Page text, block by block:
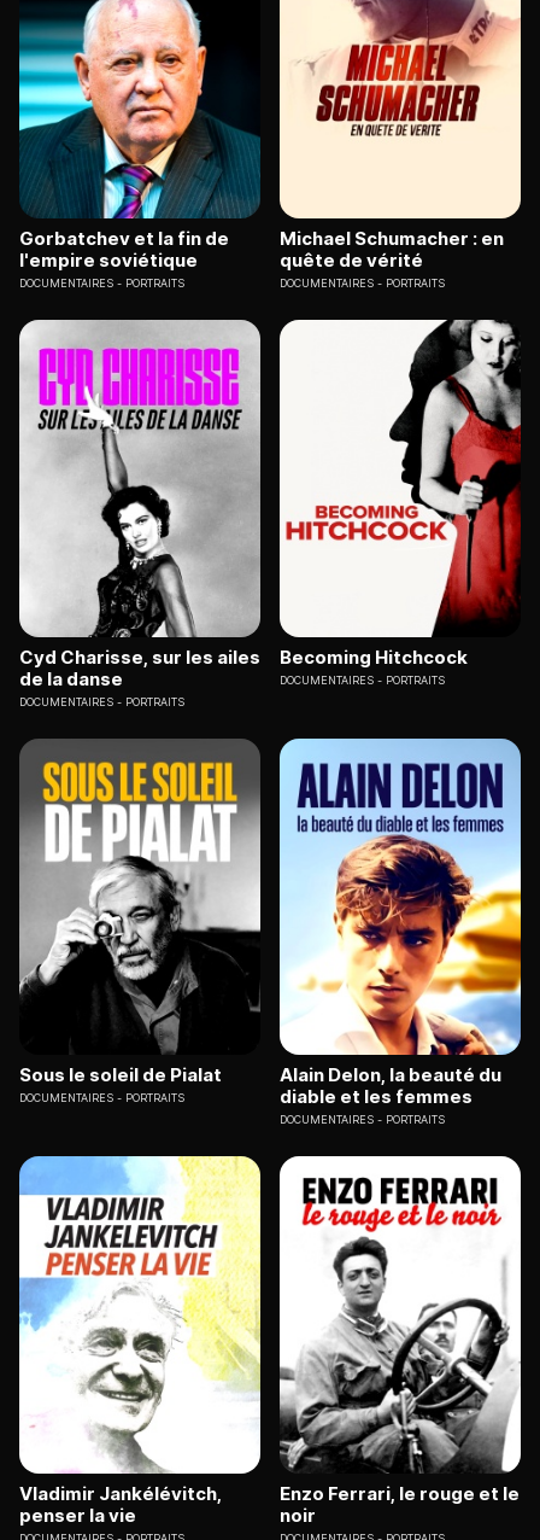
Gorbatchev et la fin de
l'empire soviétique
DOCUMENTAIRES PORTRAITS
Michael Schumacher : en
quête de vérité
DOCUMENTAIRES PORTRAITS
Cyd Charisse, sur les ailes
de la danse
DOCUMENTAIRES PORTRAITS
Becoming Hitchcock
DOCUMENTAIRES PORTRAITS
Sous le soleil de Pialat
DOCUMENTAIRES PORTRAITS
Alain Delon, la beauté du
diable et les femmes
DOCUMENTAIRES PORTRAITS
Vladimir Jankélévitch,
penser la vie
Enzo Ferrari, le rouge et le
noir